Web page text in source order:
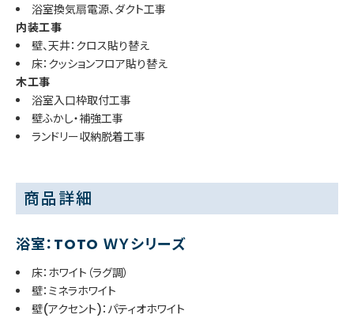
浴室換気扇電源、ダクト工事
内装工事
壁、天井：クロス貼り替え
床：クッションフロア貼り替え
木工事
浴室入口枠取付工事
壁ふかし・補強工事
ランドリー収納脱着工事
商品詳細
浴室：TOTO ＷＹシリーズ
床：ホワイト（ラグ調）
壁：ミネラホワイト
壁(アクセント)：パティオホワイト